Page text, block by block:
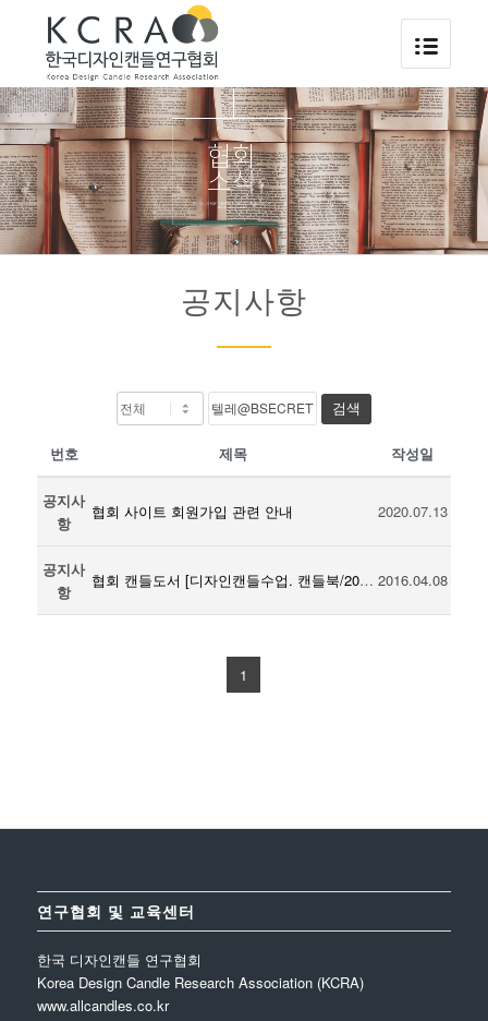
공지사항
검색
번호 제목 작성일
공지사
항
협회 사이트 회원가입 관련 안내 2020.07.13
공지사
항
협회 캔들도서 [디자인캔들수업. 캔들북/2015 청출판] 출간 2016.04.08
1
연구협회 및 교육센터
한국 디자인캔들 연구협회
Korea Design Candle Research Association (KCRA)
www.allcandles.co.kr